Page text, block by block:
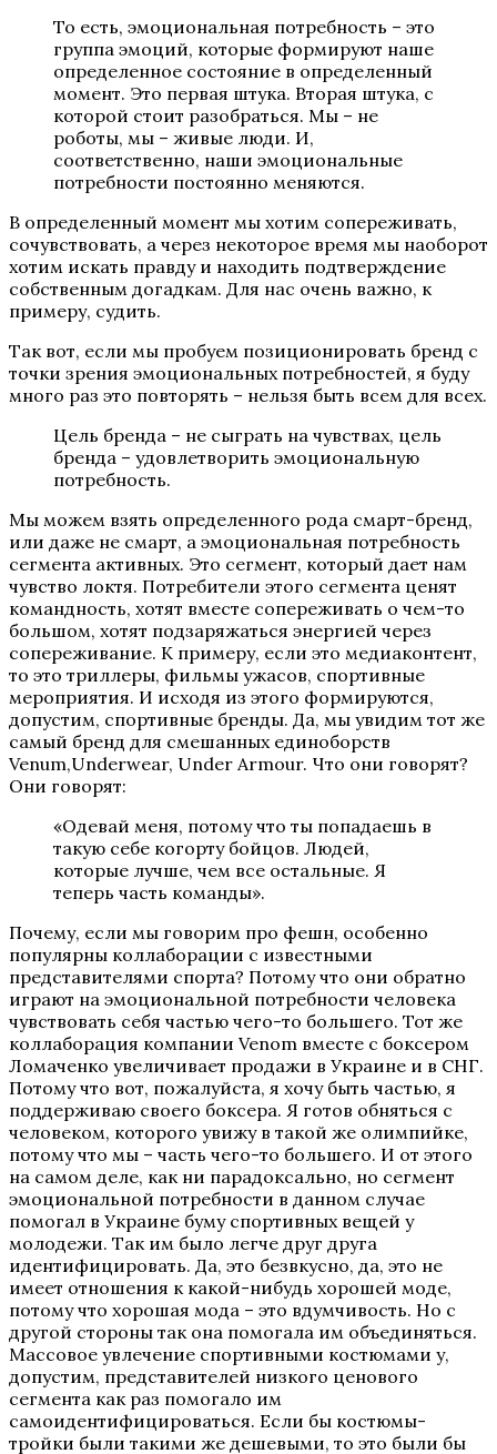
То есть, эмоциональная потребность – это
группа эмоций, которые формируют наше
определенное состояние в определенный
момент. Это первая штука. Вторая штука, с
которой стоит разобраться. Мы – не
роботы, мы – живые люди. И,
соответственно, наши эмоциональные
потребности постоянно меняются.
В определенный момент мы хотим сопереживать,
сочувствовать, а через некоторое время мы наоборот
хотим искать правду и находить подтверждение
собственным догадкам. Для нас очень важно, к
примеру, судить.
Так вот, если мы пробуем позиционировать бренд с
точки зрения эмоциональных потребностей, я буду
много раз это повторять – нельзя быть всем для всех.
Цель бренда – не сыграть на чувствах, цель
бренда – удовлетворить эмоциональную
потребность.
Мы можем взять определенного рода смарт-бренд,
или даже не смарт, а эмоциональная потребность
сегмента активных. Это сегмент, который дает нам
чувство локтя. Потребители этого сегмента ценят
командность, хотят вместе сопереживать о чем-то
большом, хотят подзаряжаться энергией через
сопереживание. К примеру, если это медиаконтент,
то это триллеры, фильмы ужасов, спортивные
мероприятия. И исходя из этого формируются,
допустим, спортивные бренды. Да, мы увидим тот же
самый бренд для смешанных единоборств
Venum,Underwear, Under Armour. Что они говорят?
Они говорят:
«Одевай меня, потому что ты попадаешь в
такую себе когорту бойцов. Людей,
которые лучше, чем все остальные. Я
теперь часть команды».
Почему, если мы говорим про фешн, особенно
популярны коллаборации с известными
представителями спорта? Потому что они обратно
играют на эмоциональной потребности человека
чувствовать себя частью чего-то большего. Тот же
коллаборация компании Venom вместе с боксером
Ломаченко увеличивает продажи в Украине и в СНГ.
Потому что вот, пожалуйста, я хочу быть частью, я
поддерживаю своего боксера. Я готов обняться с
человеком, которого увижу в такой же олимпийке,
потому что мы – часть чего-то большего. И от этого
на самом деле, как ни парадоксально, но сегмент
эмоциональной потребности в данном случае
помогал в Украине буму спортивных вещей у
молодежи. Так им было легче друг друга
идентифицировать. Да, это безвкусно, да, это не
имеет отношения к какой-нибудь хорошей моде,
потому что хорошая мода – это вдумчивость. Но с
другой стороны так она помогала им объединяться.
Массовое увлечение спортивными костюмами у,
допустим, представителей низкого ценового
сегмента как раз помогало им
самоидентифицироваться. Если бы костюмы-
тройки были такими же дешевыми, то это были бы